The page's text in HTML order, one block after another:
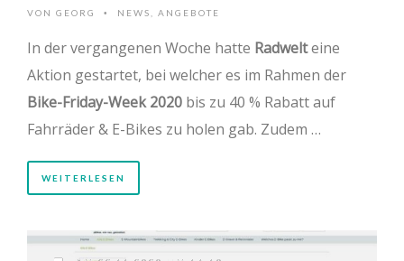
VON GEORG • NEWS ANGEBOTE
In der vergangenen Woche hatte Radwelteine
Aktion gestartet, bei welcher es im Rahmen der
Bike-Friday-Week 2020 bis zu 40 % Rabatt auf
Fahrräder & E-Bikes zu holen gab. Zudem …
WEITERLESEN